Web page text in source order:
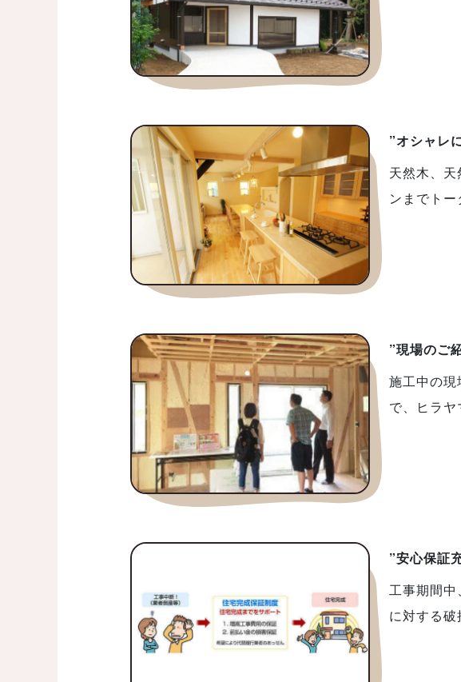
”オシャレ
天然木、
ンまでト
”現場のご
施工中の
で、ヒラヤ
”安心保証
工事期間
に対する